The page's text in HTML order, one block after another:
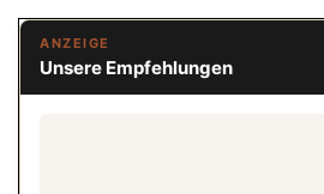
ANZEIGE
Unsere Empfehlungen